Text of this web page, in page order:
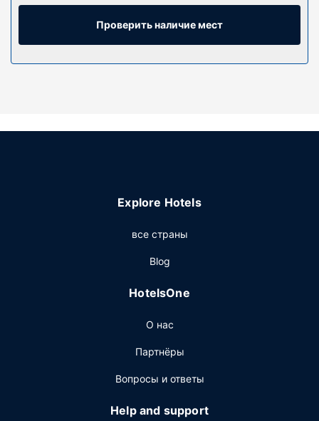
печь. Чтобы вам не пришлось скучать, в номерах
установлены плазменные панели с диагональю 36
местные звонки.
оздоровительный центр, а также терраса, где можно
в стиле ар-деко также предоставляет следующие
услуги и удобства: бесплатный беспроводной доступ в
интернет, магазины сувениров/газетные киоски и
услуги по проведению бракосочетаний.
Отель ждет своих гостей в ресторане Inter, одном из
своих 3 ресторана(ов). Это отличное место, чтобы
попробовать блюда, которые предлагает
международная кухня. Тем, кому не хочется покидать
(по расписанию). К услугам гостей также кофейня/
Проверить наличие мест
Explore Hotels
все страны
Blog
HotelsOne
О нас
Партнёры
Вопросы и ответы
Help and support